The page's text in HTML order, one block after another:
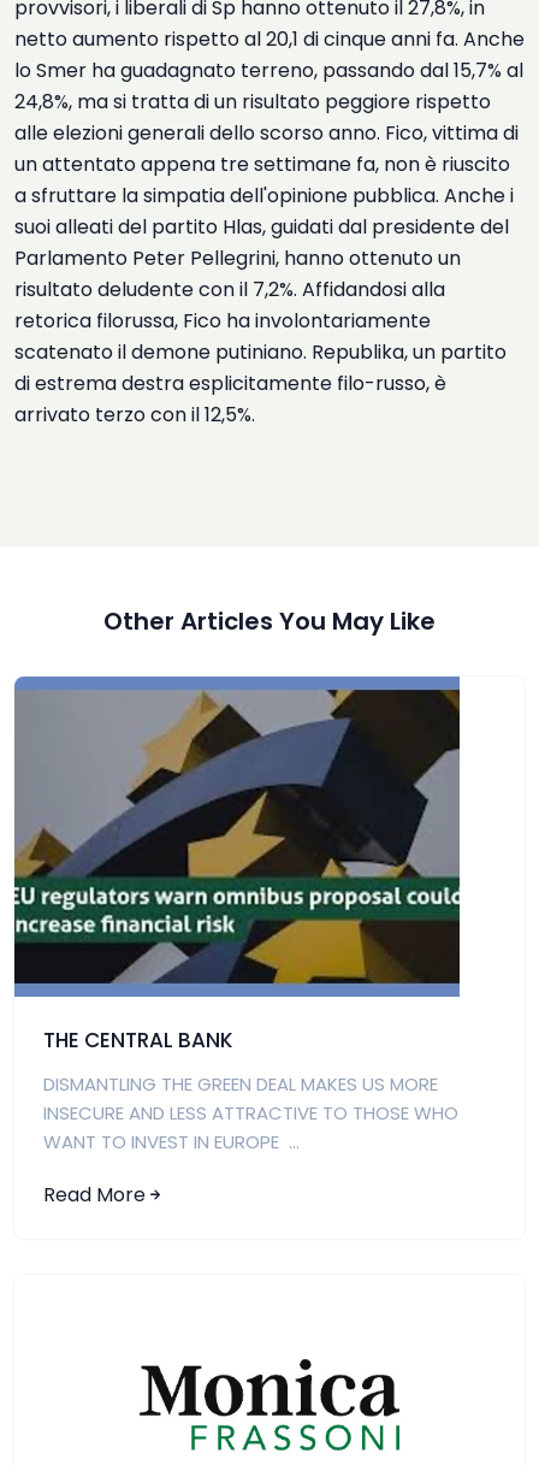
provvisori, i liberali di Sp hanno ottenuto il 27,8%, in
netto aumento rispetto al 20,1 di cinque anni fa. Anche
lo Smer ha guadagnato terreno, passando dal 15,7% al
24,8%, ma si tratta di un risultato peggiore rispetto
alle elezioni generali dello scorso anno. Fico, vittima di
un attentato appena tre settimane fa, non è riuscito
a sfruttare la simpatia dell'opinione pubblica. Anche i
suoi alleati del partito Hlas, guidati dal presidente del
Parlamento Peter Pellegrini, hanno ottenuto un
risultato deludente con il 7,2%. Affidandosi alla
retorica filorussa, Fico ha involontariamente
scatenato il demone putiniano. Republika, un partito
di estrema destra esplicitamente filo-russo, è
arrivato terzo con il 12,5%.
Other Articles You May Like
THE CENTRAL BANK
DISMANTLING THE GREEN DEAL MAKES US MORE
INSECURE AND LESS ATTRACTIVE TO THOSE WHO
WANT TO INVEST IN EUROPE ...
Read More